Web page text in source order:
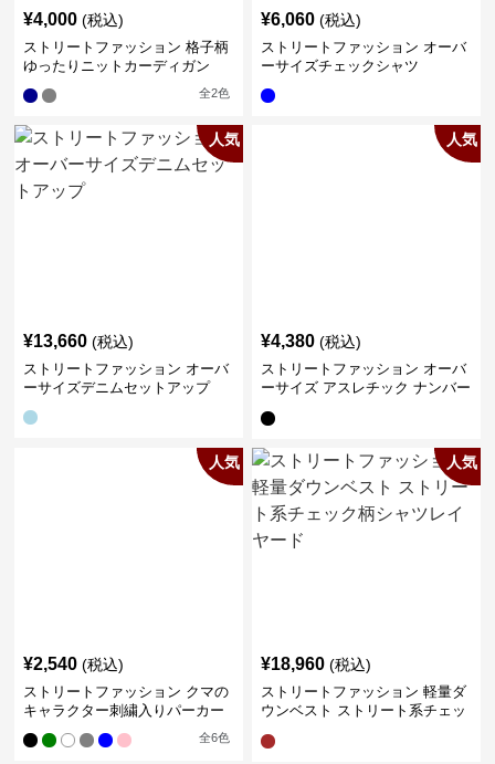
¥4,000 (税込)
ストリートファッション 格子柄
ゆったりニットカーディガン
全2色
¥6,060 (税込)
ストリートファッション オーバ
ーサイズチェックシャツ
人気
¥13,660 (税込)
ストリートファッション オーバ
ーサイズデニムセットアップ
人気
¥4,380 (税込)
ストリートファッション オーバ
ーサイズ アスレチック ナンバー
人気
¥2,540 (税込)
ストリートファッション クマの
キャラクター刺繍入りパーカー
全6色
人気
¥18,960 (税込)
ストリートファッション 軽量ダ
ウンベスト ストリート系チェッ